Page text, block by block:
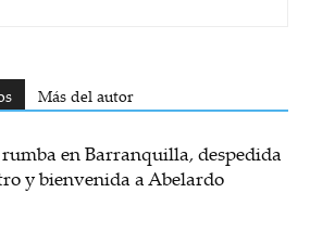
Más del autor
en Barranquilla, despedida
y bienvenida a Abelardo